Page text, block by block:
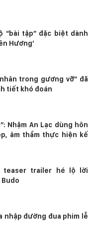
“bài tập” đặc biệt dành
Hương’
trong gương vỡ” đã
tiết khó đoán
Nhậm An Lạc dùng hôn
âm thầm thực hiện kế
teaser trailer hé lộ lời
nhập đường đua phim lễ